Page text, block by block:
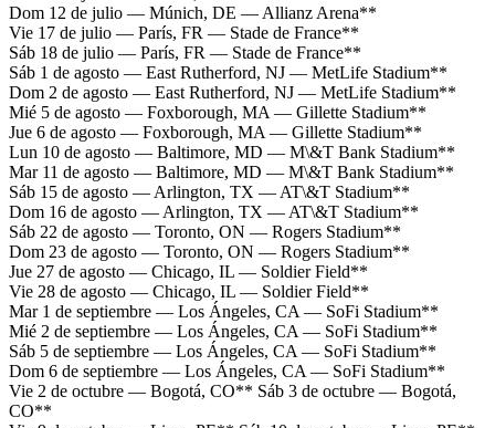
Dom 12 de julio — Múnich, DE — Allianz Arena**
Vie 17 de julio — París, FR — Stade de France**
Sáb 18 de julio — París, FR — Stade de France**
Sáb 1 de agosto — East Rutherford, NJ — MetLife Stadium**
Dom 2 de agosto — East Rutherford, NJ — MetLife Stadium**
Mié 5 de agosto — Foxborough, MA — Gillette Stadium**
Jue 6 de agosto — Foxborough, MA — Gillette Stadium**
Lun 10 de agosto — Baltimore, MD — M\&T Bank Stadium**
Mar 11 de agosto — Baltimore, MD — M\&T Bank Stadium**
Sáb 15 de agosto — Arlington, TX — AT\&T Stadium**
Dom 16 de agosto — Arlington, TX — AT\&T Stadium**
Sáb 22 de agosto — Toronto, ON — Rogers Stadium**
Dom 23 de agosto — Toronto, ON — Rogers Stadium**
Jue 27 de agosto — Chicago, IL — Soldier Field**
Vie 28 de agosto — Chicago, IL — Soldier Field**
Mar 1 de septiembre — Los Ángeles, CA — SoFi Stadium**
Mié 2 de septiembre — Los Ángeles, CA — SoFi Stadium**
Sáb 5 de septiembre — Los Ángeles, CA — SoFi Stadium**
Dom 6 de septiembre — Los Ángeles, CA — SoFi Stadium**
Vie 2 de octubre — Bogotá, CO** Sáb 3 de octubre — Bogotá,
CO**